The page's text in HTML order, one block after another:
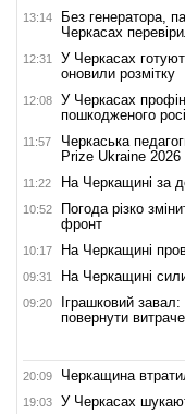
13:14
Без генератора,
Черкасах
12:31
У Черкасах
оновили розмітку
12:08
У Черкасах
пошкодженого
11:57
Черкаська
Prize Ukraine 2026
11:22 На Черкащині за
10:52
Погода різко
фронт
10:17 На Черкащині
09:31 На Черкащині
09:20
Іграшковий завал:
повернути
20:09 Черкащина
19:03 У Черкасах